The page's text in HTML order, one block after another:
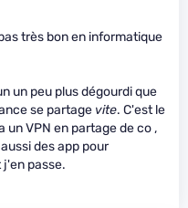
très bon en informatique
un peu plus dégourdi que
se partage vite. C'est le
un VPN en partage de co ,
des app pour
passe.